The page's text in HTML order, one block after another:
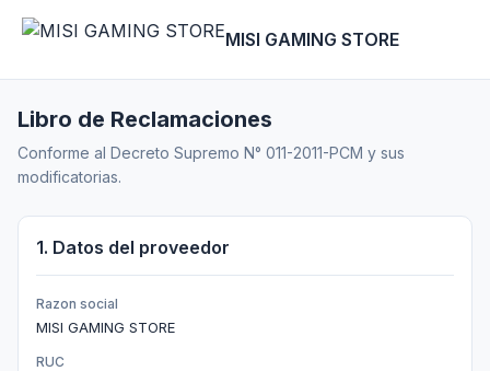
MISI GAMING STORE
Libro de Reclamaciones
Conforme al Decreto Supremo N° 011-2011-PCM y sus
modificatorias.
1. Datos del proveedor
Razon social
MISI GAMING STORE
RUC